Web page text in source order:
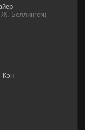
Ж. Беллингем)
Кэн